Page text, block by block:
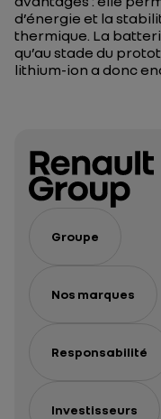
d’énergie et la
thermique. La
qu’au stade du
lithium-ion a donc
Groupe
Nos marques
Responsabilité
Investisseurs